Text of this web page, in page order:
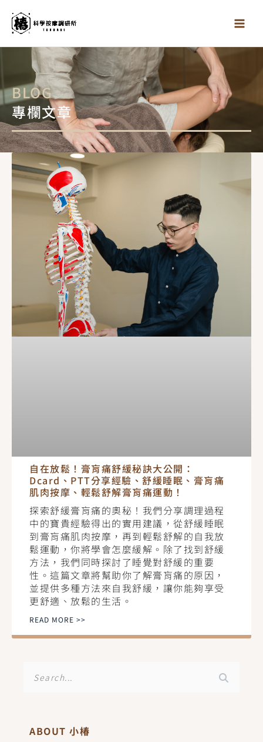
BLOG
專欄文章
自在放鬆！膏肓痛舒緩秘訣大公開：
Dcard、PTT分享經驗、舒緩睡眠、膏肓痛
肌肉按摩、輕鬆舒解膏肓痛運動！
探索舒緩膏肓痛的奧秘！我們分享調理過程
中的寶貴經驗得出的實用建議，從舒緩睡眠
到膏肓痛肌肉按摩，再到輕鬆舒解的自我放
鬆運動，你將學會怎麼緩解。除了找到舒緩
方法，我們同時探討了睡覺對舒緩的重要
性。這篇文章將幫助你了解膏肓痛的原因，
並提供多種方法來自我舒緩，讓你能夠享受
更舒適、放鬆的生活。
READ MORE >>
ABOUT 小椿